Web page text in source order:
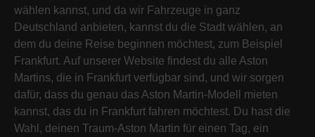
wählen kannst, und da wir Fahrzeuge in ganz
Deutschland anbieten, kannst du die Stadt wählen, an
dem du deine Reise beginnen möchtest, zum Beispiel
Frankfurt. Auf unserer Website findest du alle Aston
Martins, die in Frankfurt verfügbar sind, und wir sorgen
dafür, dass du genau das Aston Martin-Modell mieten
kannst, das du in Frankfurt fahren möchtest. Du hast die
Wahl, deinen Traum-Aston Martin für einen Tag, ein